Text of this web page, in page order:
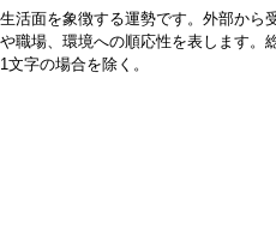
生活面を象徴する運勢です。外部から
や職場、環境への順応性を表します。
1文字の場合を除く。